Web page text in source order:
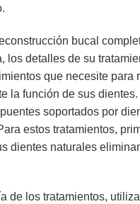
bucal
los detalles de su
que necesite para
la función de sus
soportados por
estos tratamientos,
dientes naturales
de los tratamientos,